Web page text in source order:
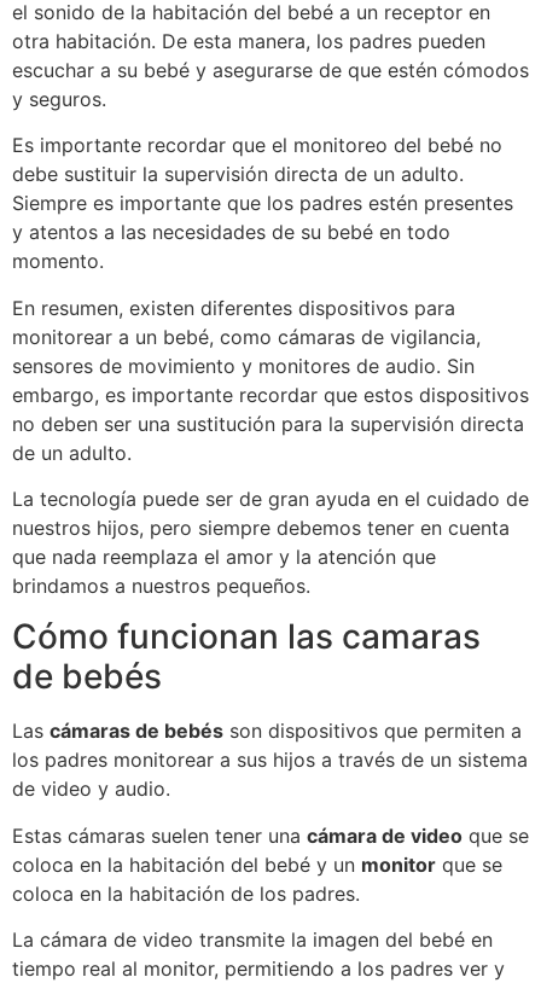
el sonido de la habitación del bebé a un receptor en
otra habitación. De esta manera, los padres pueden
escuchar a su bebé y asegurarse de que estén cómodos
y seguros.
Es importante recordar que el monitoreo del bebé no
debe sustituir la supervisión directa de un adulto.
Siempre es importante que los padres estén presentes
y atentos a las necesidades de su bebé en todo
momento.
En resumen, existen diferentes dispositivos para
monitorear a un bebé, como cámaras de vigilancia,
sensores de movimiento y monitores de audio. Sin
embargo, es importante recordar que estos dispositivos
no deben ser una sustitución para la supervisión directa
de un adulto.
La tecnología puede ser de gran ayuda en el cuidado de
nuestros hijos, pero siempre debemos tener en cuenta
que nada reemplaza el amor y la atención que
brindamos a nuestros pequeños.
Cómo funcionan las camaras
de bebés
Las cámaras de bebés son dispositivos que permiten a
los padres monitorear a sus hijos a través de un sistema
de video y audio.
Estas cámaras suelen tener una cámara de video que se
coloca en la habitación del bebé y un monitor que se
coloca en la habitación de los padres.
La cámara de video transmite la imagen del bebé en
tiempo real al monitor, permitiendo a los padres ver y